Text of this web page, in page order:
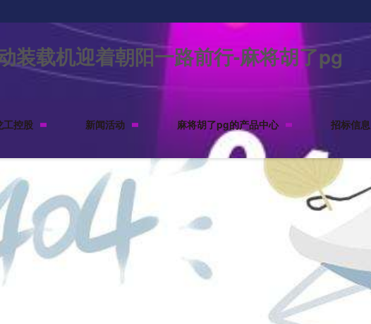
装载机迎着朝阳一路前行-麻将胡了pg
工控股 新闻活动 麻将胡了pg的产品中心 招标信息